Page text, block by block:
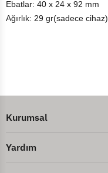
Ebatlar: 40 x 24 x 92 mm
Ağırlık: 29 gr(sadece cihaz)
Kurumsal
Yardım